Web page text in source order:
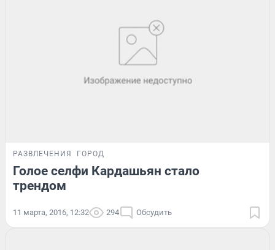
РАЗВЛЕЧЕНИЯ ГОРОД
Голое селфи Кардашьян стало
трендом
11 марта, 2016, 12:32 294 Обсудить